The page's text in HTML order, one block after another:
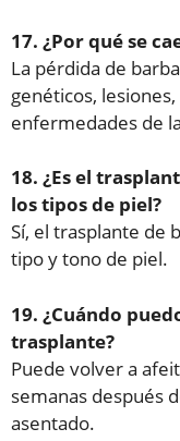
17. ¿Por qué se
La pérdida de
genéticos,
enfermedades de
18. ¿Es el
los tipos de piel?
Sí, el trasplante de
tipo y tono de piel.
19. ¿Cuándo
trasplante?
Puede volver a
semanas después
asentado.